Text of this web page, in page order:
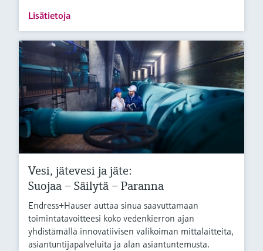
Lisätietoja
Vesi, jätevesi ja jäte:
Suojaa – Säilytä – Paranna
Endress+Hauser auttaa sinua saavuttamaan
toimintatavoitteesi koko vedenkierron ajan
yhdistämällä innovatiivisen valikoiman mittalaitteita,
asiantuntijapalveluita ja alan asiantuntemusta.